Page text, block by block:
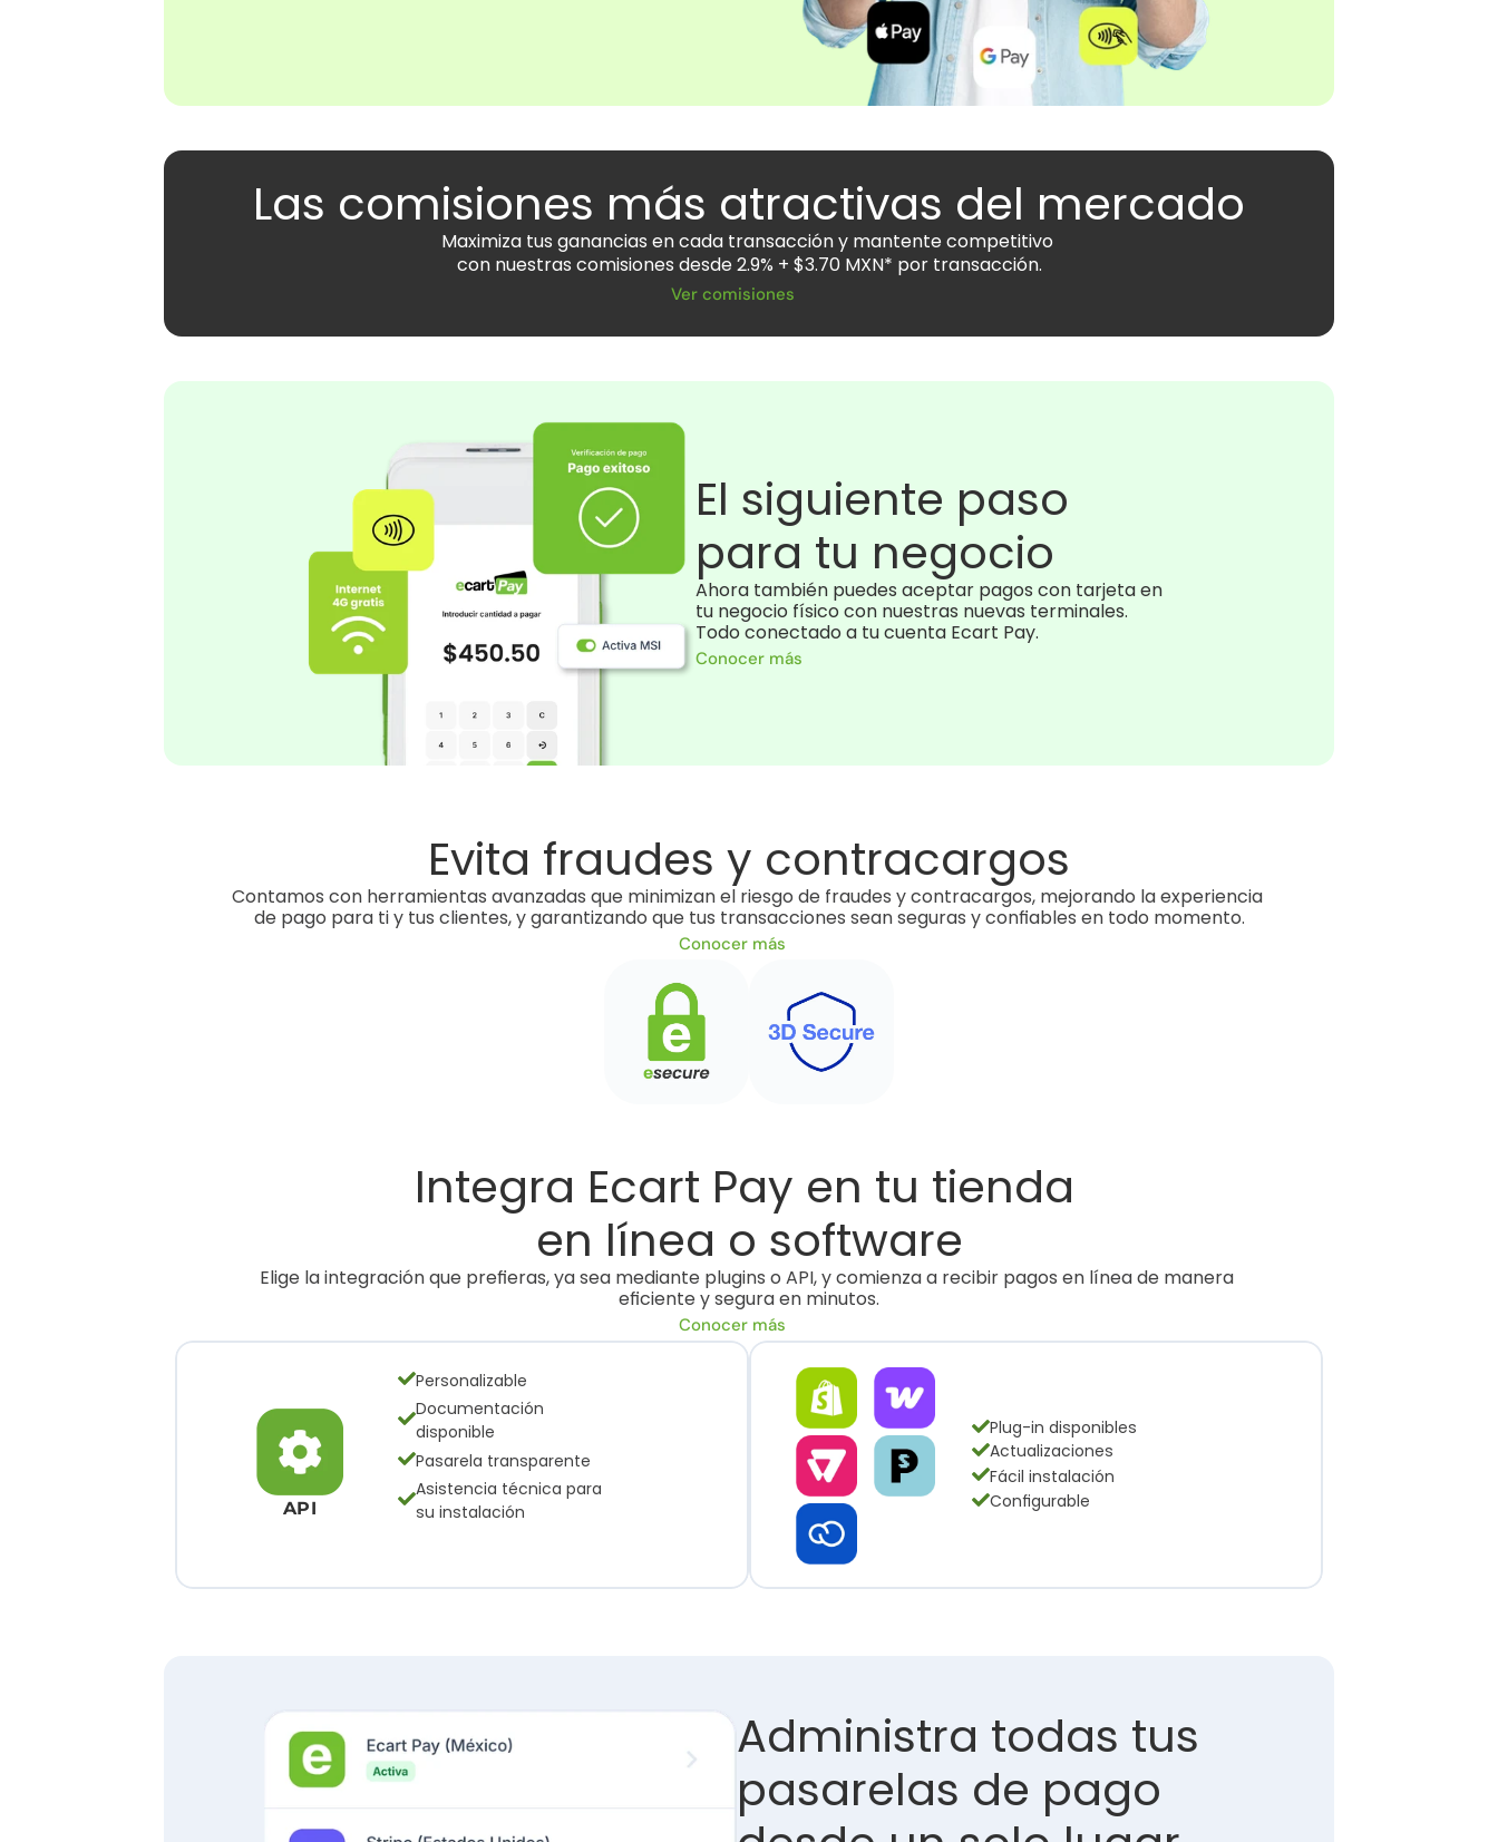
Las comisiones más atractivas del mercado
Maximiza tus ganancias en cada transacción y mantente competitivo
con nuestras comisiones desde 2.9% + $3.70 MXN* por transacción.
Ver comisiones
El siguiente paso
para tu negocio
Ahora también puedes aceptar pagos con tarjeta en
tu negocio físico con nuestras nuevas terminales.
Todo conectado a tu cuenta Ecart Pay.
Conocer más
Evita fraudes y contracargos
Contamos con herramientas avanzadas que minimizan el riesgo de fraudes y contracargos, mejorando la experiencia
de pago para ti y tus clientes, y garantizando que tus transacciones sean seguras y confiables en todo momento.
Conocer más
Integra Ecart Pay en tu tienda
en línea o software
Elige la integración que prefieras, ya sea mediante plugins o API, y comienza a recibir pagos en línea de manera
eficiente y segura en minutos.
Conocer más
API
Personalizable
Documentación
disponible
Pasarela transparente
Asistencia técnica para
su instalación
Plug-in disponibles
Actualizaciones
Fácil instalación
Configurable
Administra todas tus
pasarelas de pago